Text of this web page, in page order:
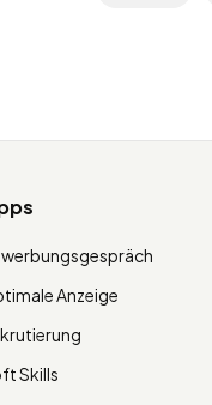
Anzeige
Skills